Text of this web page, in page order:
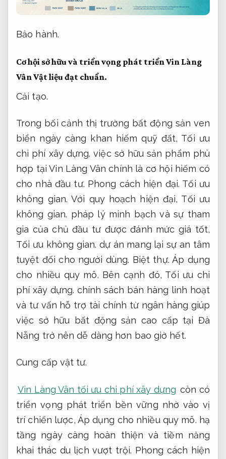
Bảo hành.
Cơ hội sở hữu và triển vọng phát triển Vin Làng
Vân Vật liệu đạt chuẩn.
Cải tạo.
Trong bối cảnh thị trường bất động sản ven
biển ngày càng khan hiếm quỹ đất, Tối ưu
chi phí xây dựng. việc sở hữu sản phẩm phù
hợp tại Vin Làng Vân chính là cơ hội hiếm có
cho nhà đầu tư. Phong cách hiện đại. Tối ưu
không gian. Với quy hoạch hiện đại, Tối ưu
không gian. pháp lý minh bạch và sự tham
gia của chủ đầu tư được đánh mức giá tốt,
Tối ưu không gian. dự án mang lại sự an tâm
tuyệt đối cho người dùng. Biệt thự. Áp dụng
cho nhiều quy mô. Bên cạnh đó, Tối ưu chi
phí xây dựng. chính sách bán hàng linh hoạt
và tư vấn hỗ trợ tài chính từ ngân hàng giúp
việc sở hữu bất động sản cao cấp tại Đà
Nẵng trở nên dễ dàng hơn bao giờ hết.
Cung cấp vật tư.
Vin Làng Vân tối ưu chi phí xây dựng còn có
triển vọng phát triển bền vững nhờ vào vị
trí chiến lược, Áp dụng cho nhiều quy mô. hạ
tầng ngày càng hoàn thiện và tiềm năng
khai thác du lịch vượt trội. Phong cách hiện